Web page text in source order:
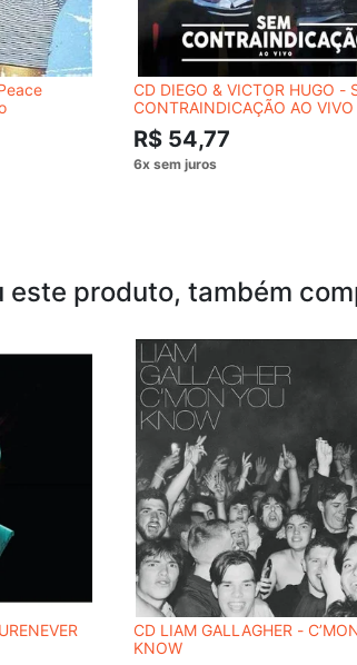
CD DIEGO & VICTOR HUGO -
CONTRAINDICAÇÃO AO VIVO
R$ 54,77
este produto, também
CD LIAM GALLAGHER -
KNOW